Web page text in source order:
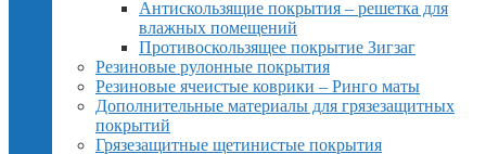
Антискользящие покрытия – решетка для
влажных помещений
Противоскользящее покрытие Зигзаг
Резиновые рулонные покрытия
Резиновые ячеистые коврики – Ринго маты
Дополнительные материалы для грязезащитных
покрытий
Грязезащитные щетинистые покрытия